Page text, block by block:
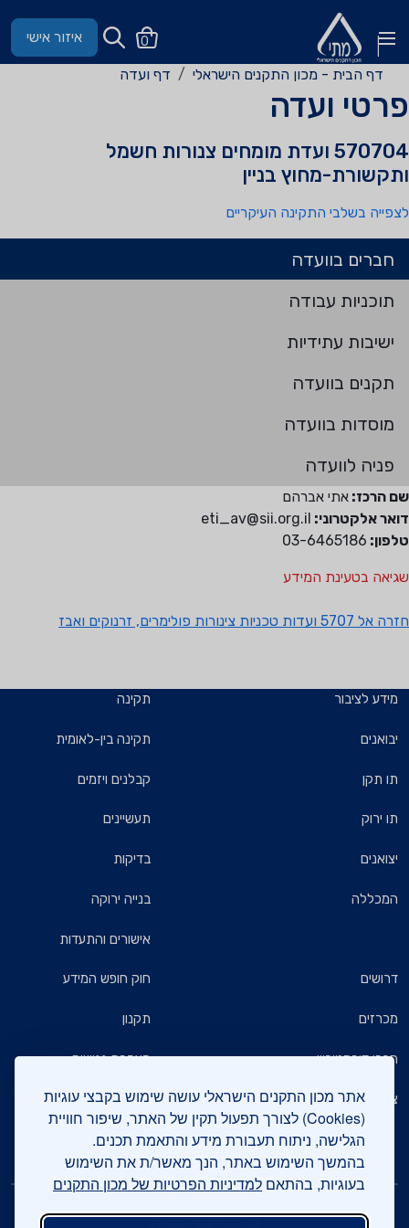
אתר מכון התקנים הישראלי עושה שימוש בקבצי עוגיות
(Cookies) לצורך תפעול תקין של האתר, שיפור חוויית
הגלישה, ניתוח תעבורת מידע והתאמת תכנים.
בהמשך השימוש באתר, הנך מאשר/ת את השימוש
בעוגיות, בהתאם למדיניות הפרטיות של מכון התקנים
0 איזור אישי
דף הבית - מכון התקנים הישראלי דף ועדה
פרטי ועדה
570704 ועדת מומחים צנורות חשמל
ותקשורת-מחוץ בניין
לצפייה בשלבי התקינה העיקריים
חברים בוועדה
תוכניות עבודה
ישיבות עתידיות
תקנים בוועדה
מוסדות בוועדה
פניה לוועדה
שם הרכז: אתי אברהם
דואר אלקטרוני: eti_av@sii.org.il
טלפון: 03-6465186
שגיאה בטעינת המידע
חזרה אל 5707 ועדות טכניות צינורות פולימרים, זרנוקים ואבז
מידע לציבור
יבואנים
תו תקן
תו ירוק
יצואנים
המכללה
תקינה
תקינה בין-לאומית
קבלנים ויזמים
תעשיינים
בדיקות
בנייה ירוקה
אישורים והתעדות
דרושים
מכרזים
חברי דירקטוריון
צרו קשר
חוק חופש המידע
תקנון
הצהרת נגישות
מדיניות הגנת הפרטיות
שאלות ותשובות כלליות
עיקבו אחרינו